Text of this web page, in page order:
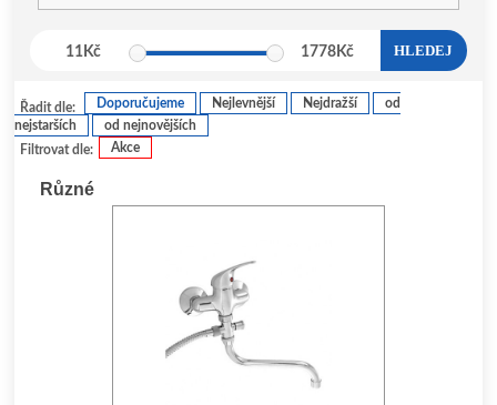
11Kč 1778 Kč HLEDEJ
Filtrovat dle: Akce
Řadit dle: Doporučujeme Nejlevnější Nejdražší
od
nejstarších
od nejnovějších
Různé